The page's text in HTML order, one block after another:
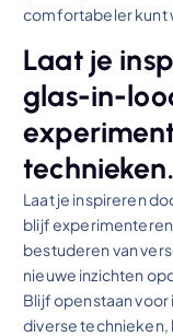
comfortabeler kunt
Laat je
glas-in-
technieken.
Laat je inspireren
blijf
bestuderen van
nieuwe inzichten
Blijf openstaan
diverse technieken,